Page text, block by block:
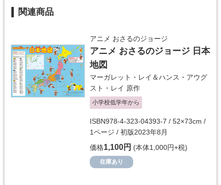
関連商品
アニメ おさるのジョージ
アニメ おさるのジョージ 日本
地図
マーガレット・レイ＆ハンス・アウグ
スト・レイ 原作
小学校低学年から
ISBN978-4-323-04393-7 / 52×73cm /
1ページ / 初版2023年8月
価格1,100円 (本体1,000円+税)
在庫あり